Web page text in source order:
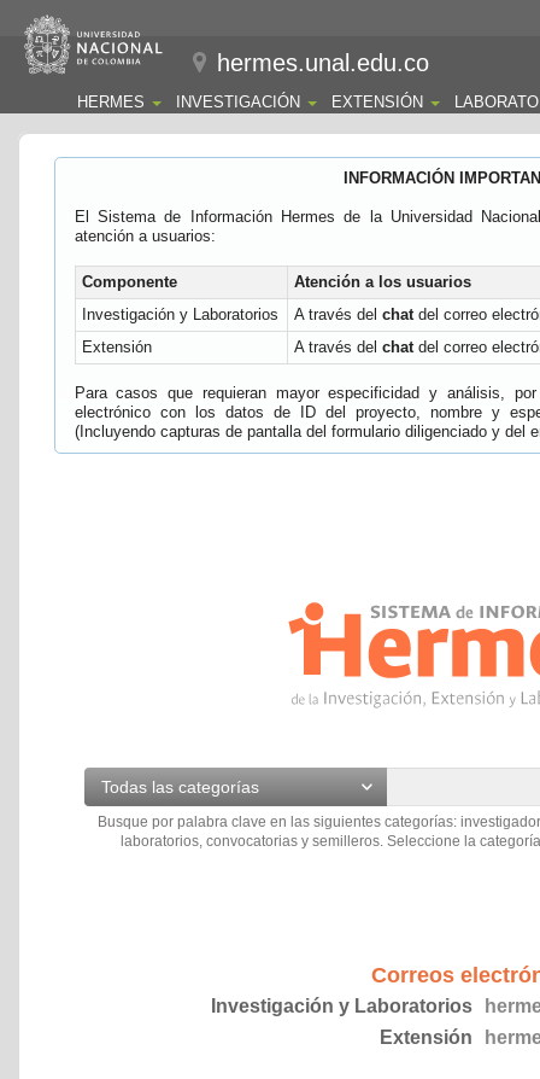
hermes.unal.edu.co
HERMES INVESTIGACIÓN EXTENSIÓN
INFORMACIÓN
El Sistema de Información Hermes de la Universidad
atención a usuarios:
Componente
Atención a los usuarios
Investigación y Laboratorios
A través del chatdel correo
Extensión
A través del chatdel correo
Para casos que requieran mayor especificidad y análisis,
electrónico con los datos de ID del proyecto, nombre y
(Incluyendo capturas de pantalla del formulario diligenciado y del
Todas las categorías
Busque por palabra clave en las siguientes categorías:
laboratorios, convocatorias y semilleros. Seleccione la
Correos
Investigación y Laboratorios
Extensión